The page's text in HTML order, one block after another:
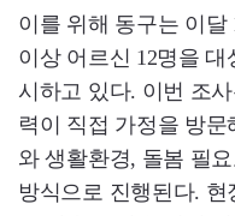
이를 위해 동구는 이달
이상 어르신 12명을
시하고 있다. 이번 조
력이 직접 가정을 방
와 생활환경, 돌봄 필
방식으로 진행된다.